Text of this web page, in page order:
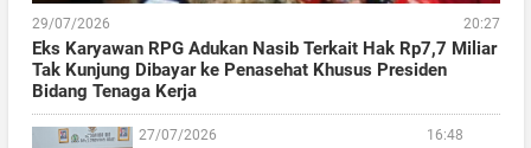
29/07/2026 20:27
Eks Karyawan RPG Adukan Nasib Terkait Hak Rp7,7 Miliar
Tak Kunjung Dibayar ke Penasehat Khusus Presiden
Bidang Tenaga Kerja
27/07/2026 16:48